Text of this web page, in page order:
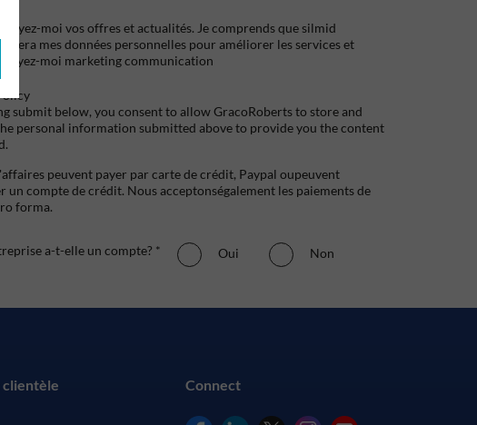
moi vos offres et actualités. Je comprends que silmid
mes données personnelles pour améliorer les services et
moi marketing communication
submit below, you consent to allow GracoRoberts to store and
personal information submitted above to provide you the content
peuvent payer par carte de crédit, Paypal oupeuvent
un compte de crédit. Nous acceptonségalement les paiements de
forma.
a-t-elle un compte? * Oui Non
clientèle Connect